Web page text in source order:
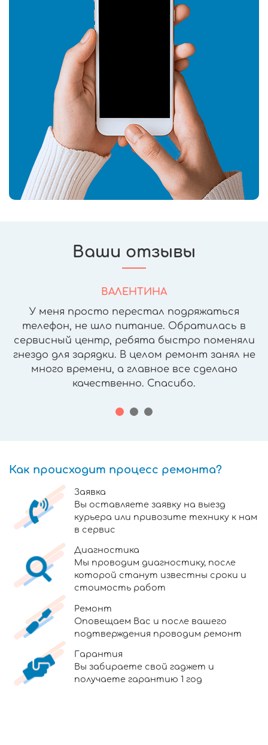
Ваши отзывы
ВАЛЕНТИНА
У меня просто перестал подряжаться
телефон, не шло питание. Обратилась в
сервисный центр, ребята быстро поменяли
гнездо для зарядки. В целом ремонт занял не
много времени, а главное все сделано
качественно. Спасибо.
Как происходит процесс ремонта?
Заявка
Вы оставляете заявку на выезд
курьера или привозите технику к нам
в сервис
Диагностика
Мы проводим диагностику, после
которой станут известны сроки и
стоимость работ
Ремонт
Оповещаем Вас и после вашего
подтверждения проводим ремонт
Гарантия
Вы забираете свой гаджет и
получаете гарантию 1 год